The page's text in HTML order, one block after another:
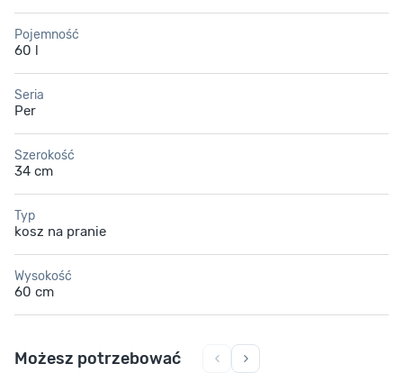
Pojemność
60 l
Seria
Per
Szerokość
34 cm
Typ
kosz na pranie
Wysokość
60 cm
Możesz potrzebować